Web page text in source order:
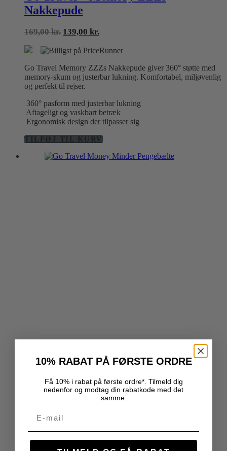
Nakkepude
169,00kr. Den
pris
169,00 kr..
139,00 kr.Den
pris
139,00 kr..
Go Travel Memory ZZZs Nakkepude giver 360° støtte med
memory-skum og justerbar lukning. Komfortabel, miljøvenlig
og perfekt til rejser.
360° pasform med justerbar lukning
Aftageligt og vaskbart betræk
Ergonomisk design der tilpasser sig
TILFØJ TIL KURV
Hurtig visning
10% RABAT PÅ FØRSTE ORDRE
Få 10% i rabat på første ordre*. Tilmeld dig
nedenfor og modtag din rabatkode med det
samme.
Email